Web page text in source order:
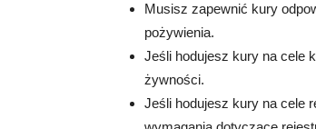
Musisz zapewnić kury
pożywienia.
Jeśli hodujesz kury na cele
żywności.
Jeśli hodujesz kury na cele